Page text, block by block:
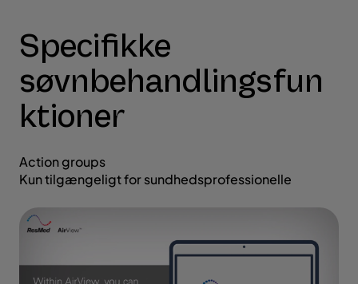
Specifikke
søvnbehandlingsfun
ktioner
Action groups
Kun tilgængeligt for sundhedsprofessionelle